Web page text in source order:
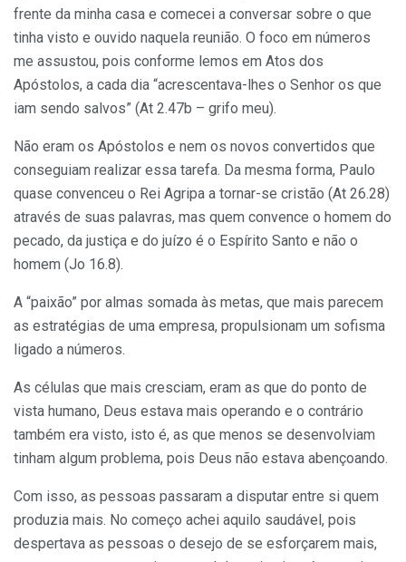
frente da minha casa e comecei a conversar sobre o que
tinha visto e ouvido naquela reunião. O foco em números
me assustou, pois conforme lemos em Atos dos
Apóstolos, a cada dia “acrescentava-lhes o Senhor os que
iam sendo salvos” (At 2.47b – grifo meu).
Não eram os Apóstolos e nem os novos convertidos que
conseguiam realizar essa tarefa. Da mesma forma, Paulo
quase convenceu o Rei Agripa a tornar-se cristão (At 26.28)
através de suas palavras, mas quem convence o homem do
pecado, da justiça e do juízo é o Espírito Santo e não o
homem (Jo 16.8).
A “paixão” por almas somada às metas, que mais parecem
as estratégias de uma empresa, propulsionam um sofisma
ligado a números.
As células que mais cresciam, eram as que do ponto de
vista humano, Deus estava mais operando e o contrário
também era visto, isto é, as que menos se desenvolviam
tinham algum problema, pois Deus não estava abençoando.
Com isso, as pessoas passaram a disputar entre si quem
produzia mais. No começo achei aquilo saudável, pois
despertava as pessoas o desejo de se esforçarem mais,